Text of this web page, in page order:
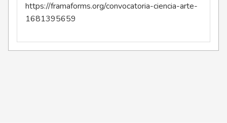
https://framaforms.org/convocatoria-ciencia-arte-
1681395659